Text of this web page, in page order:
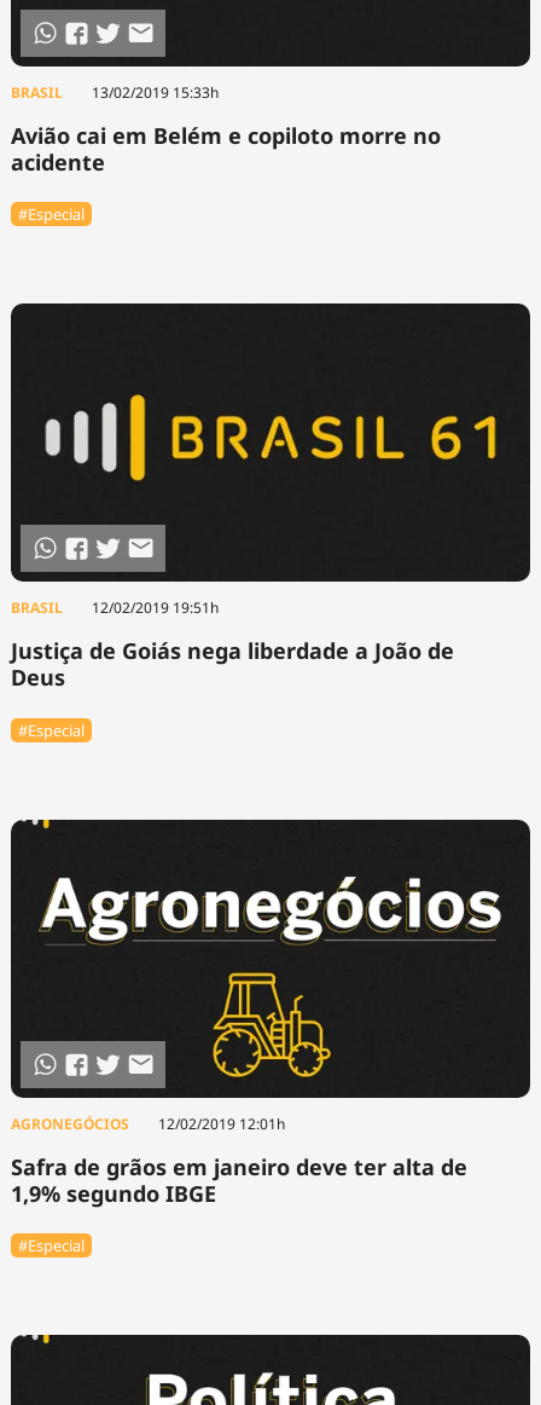
BRASIL 13/02/2019 15:33h
Avião cai em Belém e copiloto morre no
acidente
#Especial
BRASIL 12/02/2019 19:51h
Justiça de Goiás nega liberdade a João de
Deus
#Especial
AGRONEGÓCIOS 12/02/2019 12:01h
Safra de grãos em janeiro deve ter alta de
1,9% segundo IBGE
#Especial